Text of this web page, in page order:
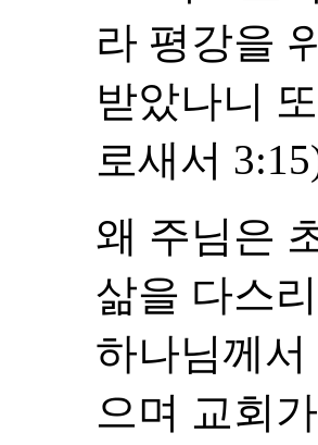
라 평강을
받았나니
로새서
왜 주님은
삶을 다스
하나님께
으며 교회